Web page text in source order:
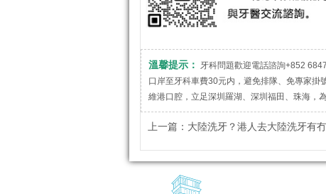
溫馨提示：
牙科問題歡迎電話諮詢+852
口岸至牙科車費30元内，避免排隊、免專家掛
維港口腔，立足深圳羅湖、深圳福田、珠海，
上一篇： 大陸洗牙？港人去大陸洗牙有冇乜